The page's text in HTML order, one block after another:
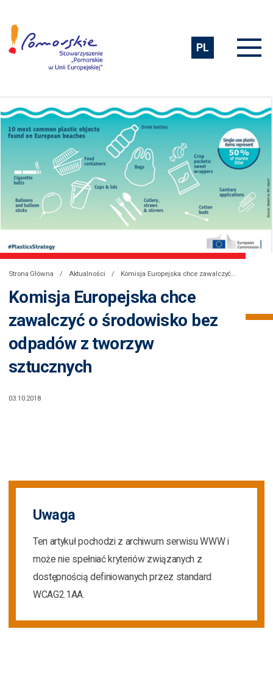
PL
Strona Główna Aktualności
Komisja Europejska chce
zawalczyć o środowisko bez
odpadów z tworzyw
sztucznych
03.10.2018
Uwaga
Ten artykuł pochodzi z archiwum serwisu WWW i
może nie spełniać kryteriów związanych z
dostępnością definiowanych przez standard
WCAG2.1AA.